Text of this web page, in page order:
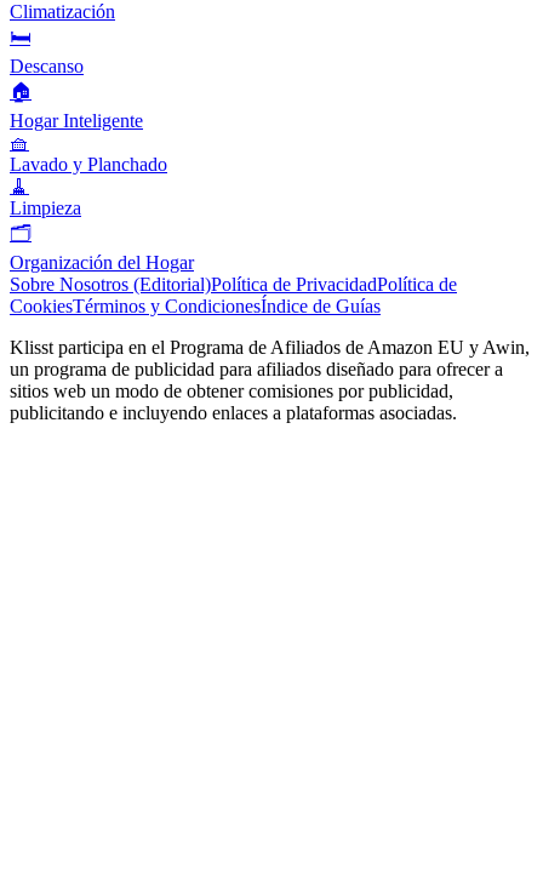
Climatización
🛏️
Descanso
🏠
Hogar Inteligente
🧺
Lavado y Planchado
🧹
Limpieza
🗂️
Organización del Hogar
Sobre Nosotros (Editorial)Política de PrivacidadPolítica de
CookiesTérminos y CondicionesÍndice de Guías
Klisst participa en el Programa de Afiliados de Amazon EU y Awin,
un programa de publicidad para afiliados diseñado para ofrecer a
sitios web un modo de obtener comisiones por publicidad,
publicitando e incluyendo enlaces a plataformas asociadas.